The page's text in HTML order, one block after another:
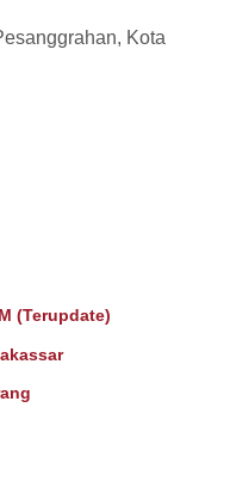
Kota
(Terupdate)